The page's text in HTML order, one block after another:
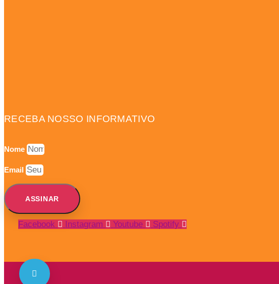
RECEBA NOSSO INFORMATIVO
Nome
Email
ASSINAR
Facebook Instagram Youtube Spotify